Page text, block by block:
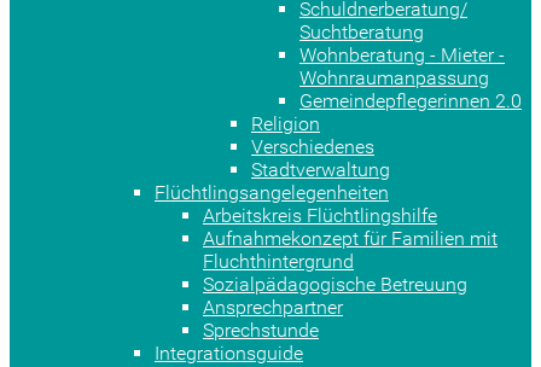
Schuldnerberatung/
Suchtberatung
Wohnberatung - Mieter -
Wohnraumanpassung
Gemeindepflegerinnen 2.0
Religion
Verschiedenes
Stadtverwaltung
Flüchtlingsangelegenheiten
Arbeitskreis Flüchtlingshilfe
Aufnahmekonzept für Familien mit
Fluchthintergrund
Sozialpädagogische Betreuung
Ansprechpartner
Sprechstunde
Integrationsguide